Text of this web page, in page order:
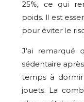
25%, ce qui
poids. Il est
pour éviter le
J’ai remarqué
sédentaire
temps à
jouets. La